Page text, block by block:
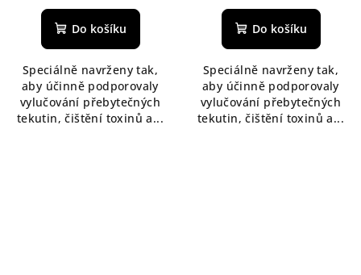
Do košíku
Speciálně navrženy tak,
aby účinně podporovaly
vylučování přebytečných
tekutin, čištění toxinů a...
hodnocení
produktu
z
5
hvězdiček.
Do košíku
Speciálně navrženy tak,
aby účinně podporovaly
vylučování přebytečných
tekutin, čištění toxinů a...